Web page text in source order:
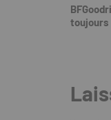
toujours